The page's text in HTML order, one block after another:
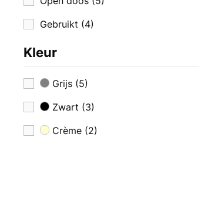
Gebruikt (4)
Kleur
Grijs (5)
Zwart (3)
Crème (2)